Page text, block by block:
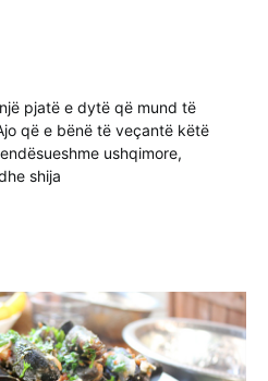
pjatë e dytë që mund të
që e bënë të veçantë këtë
ushqimore,
shija